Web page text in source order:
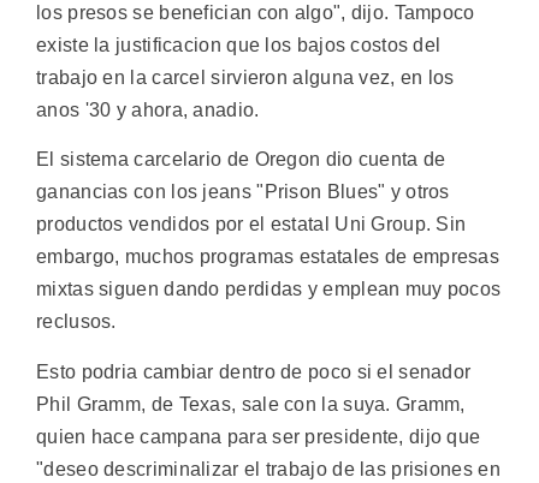
los presos se benefician con algo", dijo. Tampoco
existe la justificacion que los bajos costos del
trabajo en la carcel sirvieron alguna vez, en los
anos '30 y ahora, anadio.
El sistema carcelario de Oregon dio cuenta de
ganancias con los jeans "Prison Blues" y otros
productos vendidos por el estatal Uni Group. Sin
embargo, muchos programas estatales de empresas
mixtas siguen dando perdidas y emplean muy pocos
reclusos.
Esto podria cambiar dentro de poco si el senador
Phil Gramm, de Texas, sale con la suya. Gramm,
quien hace campana para ser presidente, dijo que
"deseo descriminalizar el trabajo de las prisiones en